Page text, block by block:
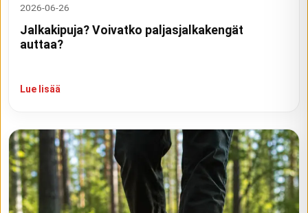
2026-06-26
Jalkakipuja? Voivatko paljasjalkakengät
auttaa?
Lue lisää